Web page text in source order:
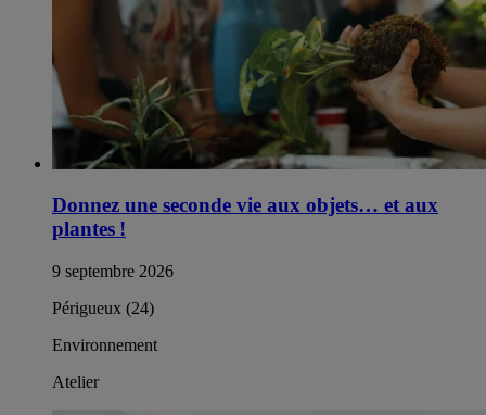
Donnez une seconde vie aux objets… et aux
plantes !
9 septembre 2026
Périgueux (24)
Environnement
Atelier